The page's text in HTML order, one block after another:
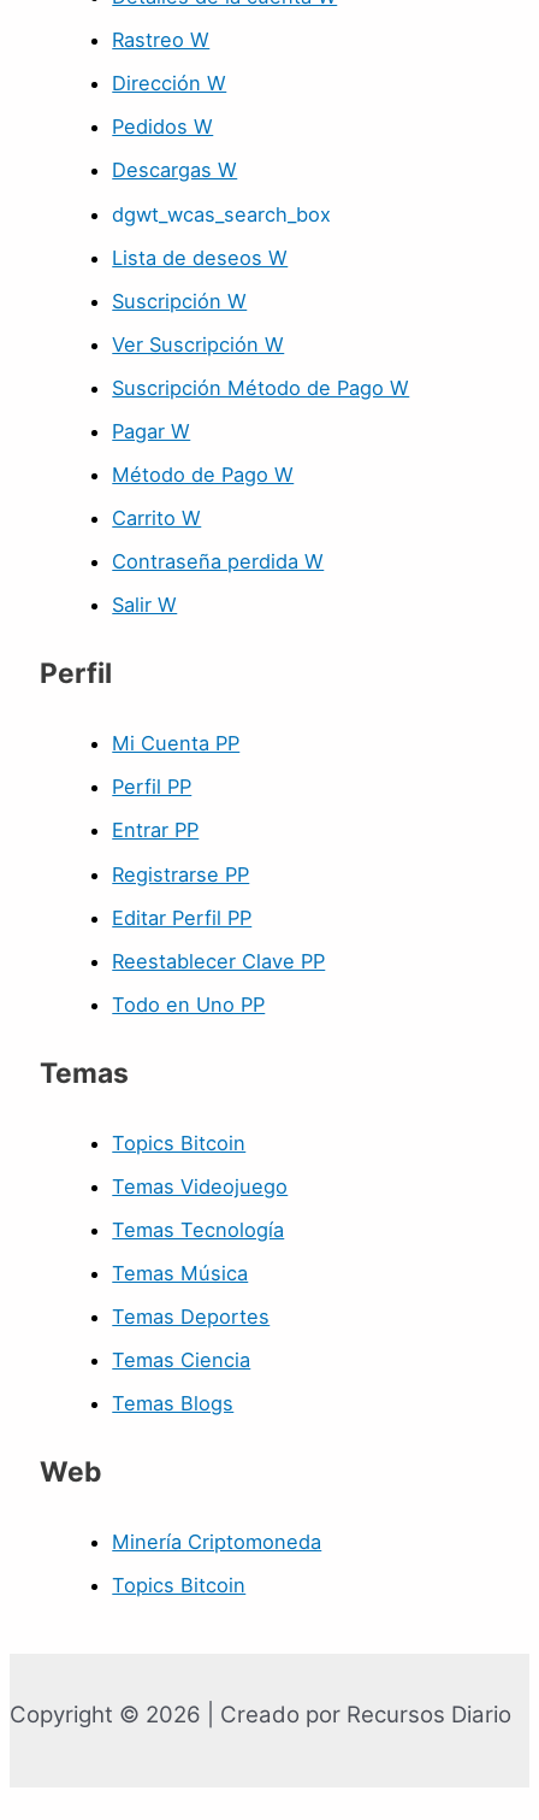
Rastreo W
Dirección W
Pedidos W
Descargas W
dgwt_wcas_search_box
Lista de deseos W
Suscripción W
Ver Suscripción W
Suscripción Método de Pago W
Pagar W
Método de Pago W
Carrito W
Contraseña perdida W
Salir W
Perfil
Mi Cuenta PP
Perfil PP
Entrar PP
Registrarse PP
Editar Perfil PP
Reestablecer Clave PP
Todo en Uno PP
Temas
Topics Bitcoin
Temas Videojuego
Temas Tecnología
Temas Música
Temas Deportes
Temas Ciencia
Temas Blogs
Web
Minería Criptomoneda
Topics Bitcoin
Copyright © 2026 | Creado por Recursos Diario